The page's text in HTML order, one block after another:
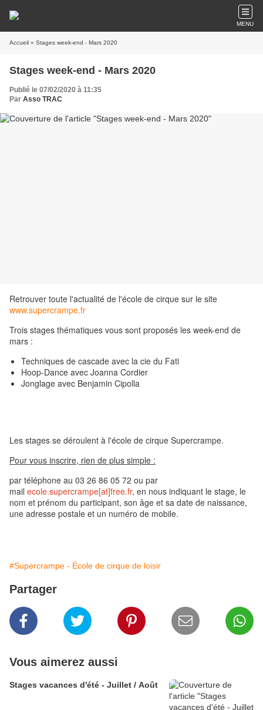
MENU
Accueil » Stages week-end - Mars 2020
Stages week-end - Mars 2020
Publié le 07/02/2020 à 11:35
Par Asso TRAC
Retrouver toute l'actualité de l'école de cirque sur le site
www.supercrampe.fr
Trois stages thématiques vous sont proposés les week-end de
mars :
Techniques de cascade avec la cie du Fati
Hoop-Dance avec Joanna Cordier
Jonglage avec Benjamin Cipolla
Les stages se déroulent à l'école de cirque Supercrampe.
Pour vous inscrire, rien de plus simple :
par téléphone au 03 26 86 05 72 ou par
mail ecole.supercrampe[at]free.fr, en nous indiquant le stage, le
nom et prénom du participant, son âge et sa date de naissance,
une adresse postale et un numéro de mobile.
#Supercrampe - École de cirque de loisir
Partager
Vous aimerez aussi
Stages vacances d'été - Juillet / Août